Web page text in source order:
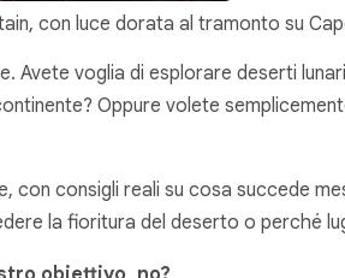
con luce dorata al tramonto su
Avete voglia di esplorare deserti
Oppure volete
consigli reali su cosa succede
la fioritura del deserto o perché